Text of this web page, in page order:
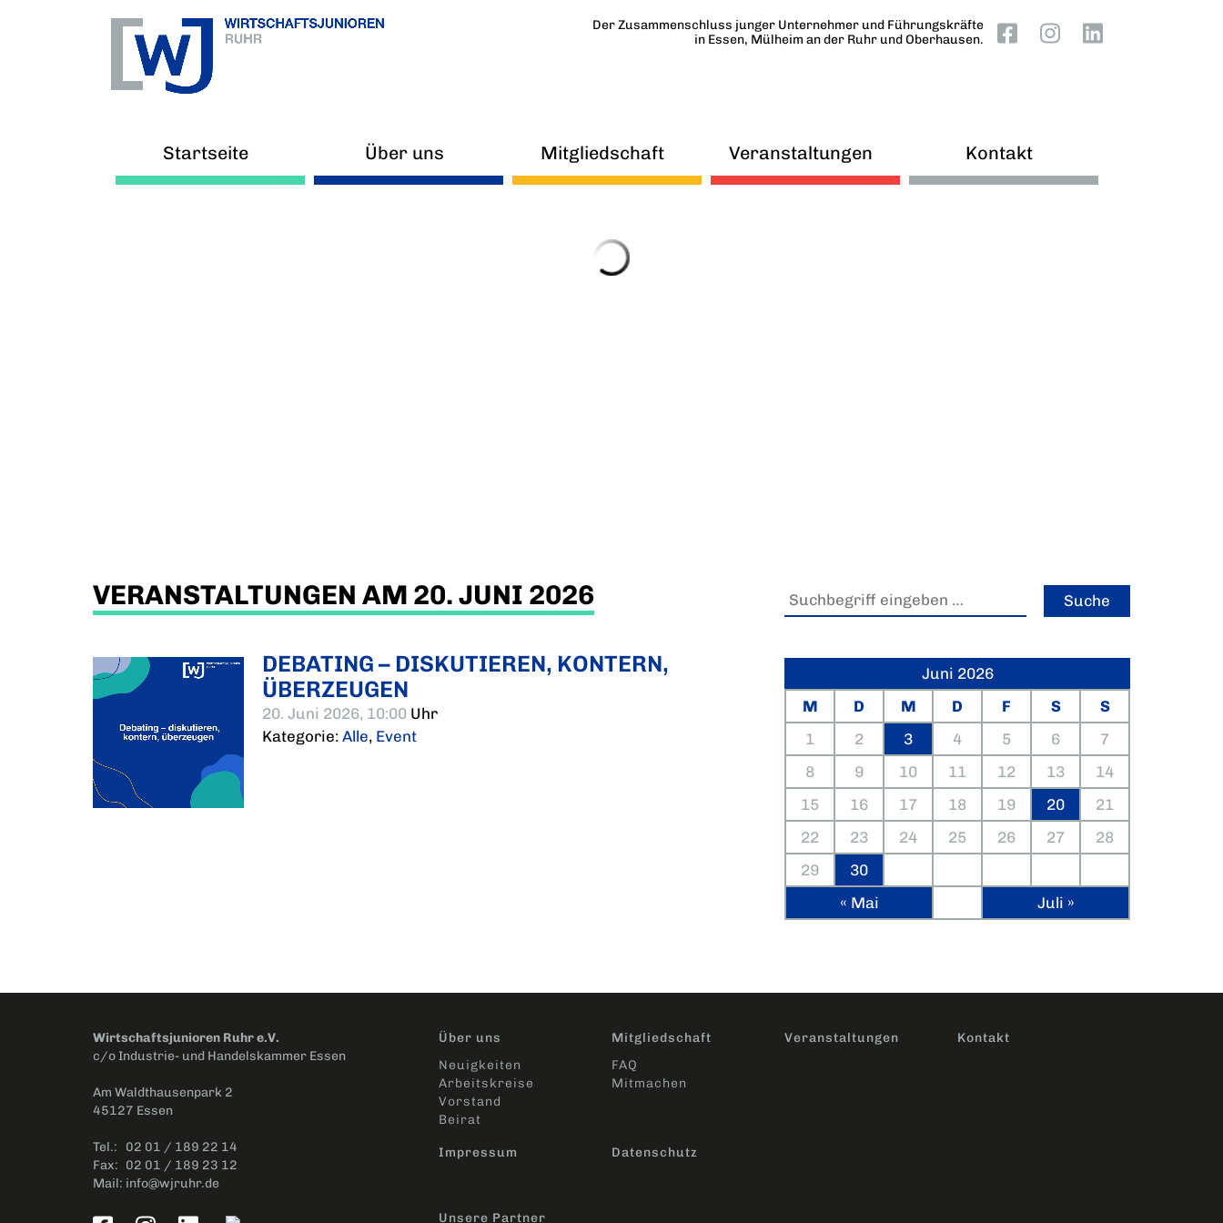
Der Zusammenschluss junger Unternehmer und Führungskräfte
in Essen, Mülheim an der Ruhr und Oberhausen.
Startseite Über uns Mitgliedschaft
Mitmachen
Veranstaltungen Kontakt
VERANSTALTUNGEN AM 20. JUNI 2026
DEBATING – DISKUTIEREN, KONTERN,
ÜBERZEUGEN
20. Juni 2026, 10:00 Uhr
Kategorie:Alle, Event
Juni 2026
M
D M D F S
S
1
2 3 4 5 6
7
8
9 10 11 12 13
14
15
16 17 18 19 20
21
22
23 24 25 26 27
28
29
30
« Mai
Juli »
Wirtschaftsjunioren Ruhr e.V.
c/o Industrie- und Handelskammer Essen
Am Waldthausenpark 2
45127 Essen
Tel.:
02 01 / 189 22 14
Fax: 02 01 / 189 23 12
Mail: info@wjruhr.de
Über uns
Neuigkeiten
Arbeitskreise
Vorstand
Beirat
Mitgliedschaft
FAQ
Mitmachen
Veranstaltungen Kontakt
Impressum Datenschutz
Unsere Partner